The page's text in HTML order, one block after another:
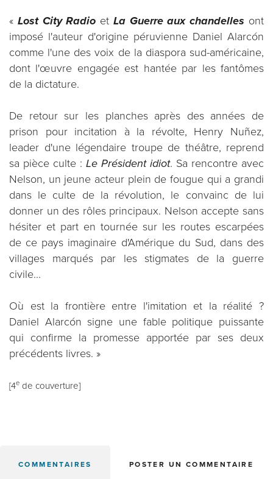
« Lost City Radio et La Guerre aux chandelles ont
imposé l'auteur d'origine péruvienne Daniel Alarcón
comme l'une des voix de la diaspora sud-américaine,
dont l'œuvre engagée est hantée par les fantômes
de la dictature.
De retour sur les planches après des années de
prison pour incitation à la révolte, Henry Nuñez,
leader d'une légendaire troupe de théâtre, reprend
sa pièce culte : Le Président idiot. Sa rencontre avec
Nelson, un jeune acteur plein de fougue qui a grandi
dans le culte de la révolution, le convainc de lui
donner un des rôles principaux. Nelson accepte sans
hésiter et part en tournée sur les routes escarpées
de ce pays imaginaire d'Amérique du Sud, dans des
villages marqués par les stigmates de la guerre
civile...
Où est la frontière entre l'imitation et la réalité ?
Daniel Alarcón signe une fable politique puissante
qui confirme la promesse apportée par ses deux
précédents livres. »
[4e de couverture]
COMMENTAIRES POSTER UN COMMENTAIRE